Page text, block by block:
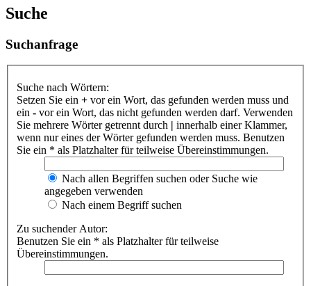
Suche
Suchanfrage
Suche nach Wörtern:
Setzen Sie ein + vor ein Wort, das gefunden werden muss und
ein - vor ein Wort, das nicht gefunden werden darf. Verwenden
Sie mehrere Wörter getrennt durch | innerhalb einer Klammer,
wenn nur eines der Wörter gefunden werden muss. Benutzen
Sie ein * als Platzhalter für teilweise Übereinstimmungen.
Nach allen Begriffen suchen oder Suche wie
angegeben verwenden
Nach einem Begriff suchen
Zu suchender Autor:
Benutzen Sie ein * als Platzhalter für teilweise
Übereinstimmungen.